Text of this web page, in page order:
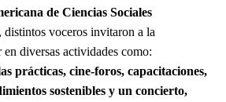
de Ciencias Sociales
, distintos voceros invitaron a la
diversas actividades como:
prácticas, cine-foros, capacitaciones,
sostenibles y un concierto,